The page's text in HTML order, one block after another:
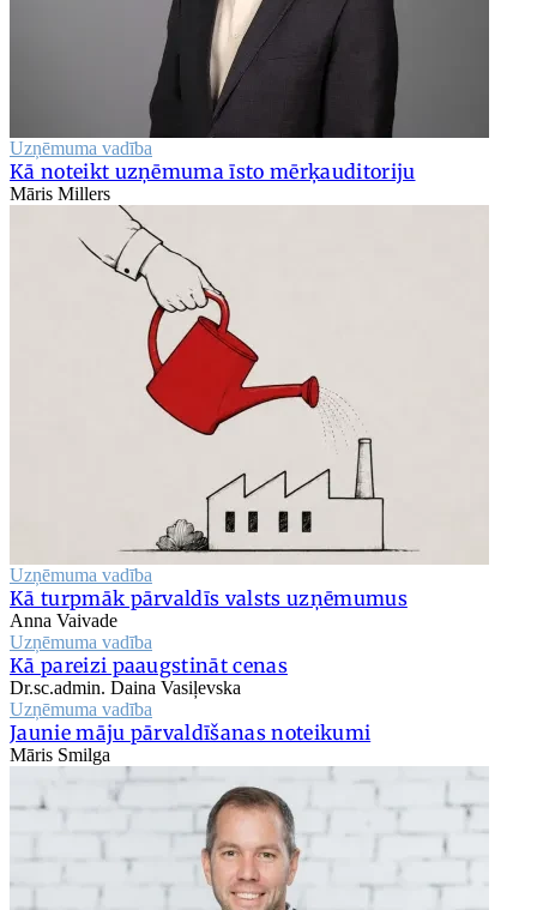
Uzņēmuma vadība
Kā noteikt uzņēmuma īsto mērķauditoriju
Māris Millers
Uzņēmuma vadība
Kā turpmāk pārvaldīs valsts uzņēmumus
Anna Vaivade
Uzņēmuma vadība
Kā pareizi paaugstināt cenas
Dr.sc.admin. Daina Vasiļevska
Uzņēmuma vadība
Jaunie māju pārvaldīšanas noteikumi
Māris Smilga